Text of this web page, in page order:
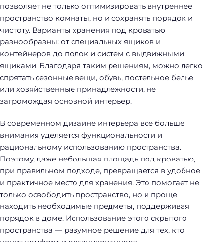
позволяет не только оптимизировать внутреннее
пространство комнаты, но и сохранять порядок и
чистоту. Варианты хранения под кроватью
разнообразны: от специальных ящиков и
контейнеров до полок и систем с выдвижными
ящиками. Благодаря таким решениям, можно легко
спрятать сезонные вещи, обувь, постельное белье
или хозяйственные принадлежности, не
загромождая основной интерьер.
В современном дизайне интерьера все больше
внимания уделяется функциональности и
рациональному использованию пространства.
Поэтому, даже небольшая площадь под кроватью,
при правильном подходе, превращается в удобное
и практичное место для хранения. Это помогает не
только освободить пространство, но и проще
находить необходимые предметы, поддерживая
порядок в доме. Использование этого скрытого
пространства — разумное решение для тех, кто